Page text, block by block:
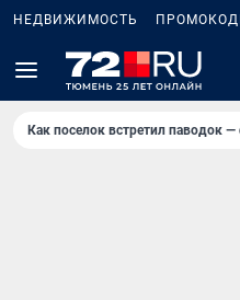
НЕДВИЖИМОСТЬ
Как поселок встретил паводок